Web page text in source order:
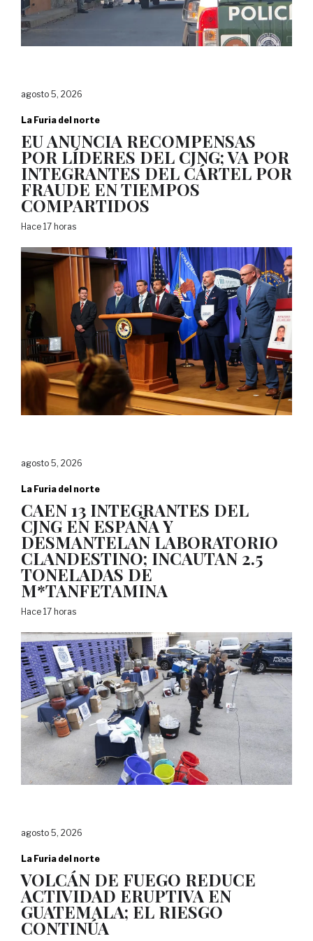
agosto 5, 2026
La Furia del norte
EU ANUNCIA RECOMPENSAS
POR LÍDERES DEL CJNG; VA POR
INTEGRANTES DEL CÁRTEL POR
FRAUDE EN TIEMPOS
COMPARTIDOS
Hace 17 horas
agosto 5, 2026
La Furia del norte
CAEN 13 INTEGRANTES DEL
CJNG EN ESPAÑA Y
DESMANTELAN LABORATORIO
CLANDESTINO; INCAUTAN 2.5
TONELADAS DE
M*TANFETAMINA
Hace 17 horas
agosto 5, 2026
La Furia del norte
VOLCÁN DE FUEGO REDUCE
ACTIVIDAD ERUPTIVA EN
GUATEMALA; EL RIESGO
CONTINÚA